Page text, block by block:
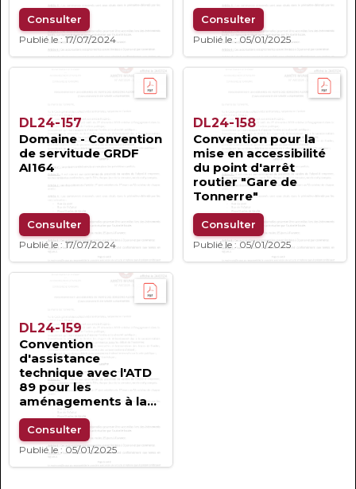
Consulter
Publié le : 17/07/2024
Consulter
Publié le : 05/01/2025
DL24-157
Domaine - Convention
de servitude GRDF
AI164
Consulter
Publié le : 17/07/2024
DL24-158
Convention pour la
mise en accessibilité
du point d'arrêt
routier "Gare de
Tonnerre"
Consulter
Publié le : 05/01/2025
DL24-159
Convention
d'assistance
technique avec l'ATD
89 pour les
aménagements à la
mobilité...
Consulter
Publié le : 05/01/2025